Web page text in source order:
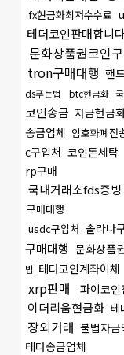
fx현금화최저수수료
테더코인판매합니
문화상품권코인
tron구매대행 핸
ds푸는법
btc현금화
코인송금 자금현금
송금업체 암호화폐전
c구입처 코인돈세탁
rp구매
국내거래소fds증빙
구매대행
usdc구입처 솔라나
구매대행 문화상품
법 테더코인계좌이체
xrp판매 파이코인
이더리움현금화
장외거래 불법자금
테더송금업체